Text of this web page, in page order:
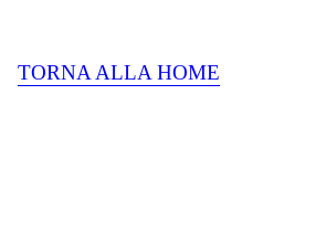
TORNA ALLA HOME